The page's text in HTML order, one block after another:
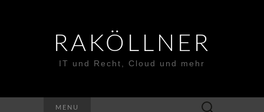
RAKÖLLNER
IT und Recht, Cloud und mehr
MENU
Suchen